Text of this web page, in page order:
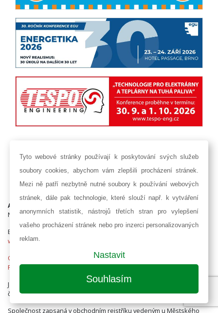
AF POWER agency a.s.
Na Pankráci 1618/30, PSČ 140 00 Praha 4
E-mail:
info@afpower.cz
www.afpower.cz
Ochrana osobních údajů
Předplatné časopisu
Jakékoliv užití obsahu včetně převzetí, šíření či dalšího zpřístupňování
článků a fotografií je bez souhlasu nakladatelství zakázáno.
Společnost zapsaná v obchodním rejstříku vedeným u Městského
Tyto webové stránky používají k poskytování svých služeb
soubory cookies, abychom vám zlepšili procházení stránek.
Mezi ně patří nezbytně nutné soubory k používání webových
stránek, dále pak technologie, které slouží např. k vytváření
anonymních statistik, nástrojů třetích stran pro vylepšení
vašeho procházení stránek nebo pro inzerci personalizovaných
reklam.
Nastavit
Souhlasím